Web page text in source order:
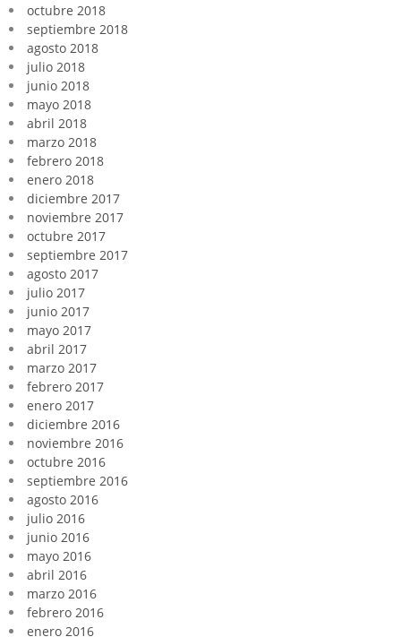
octubre 2018
septiembre 2018
agosto 2018
julio 2018
junio 2018
mayo 2018
abril 2018
marzo 2018
febrero 2018
enero 2018
diciembre 2017
noviembre 2017
octubre 2017
septiembre 2017
agosto 2017
julio 2017
junio 2017
mayo 2017
abril 2017
marzo 2017
febrero 2017
enero 2017
diciembre 2016
noviembre 2016
octubre 2016
septiembre 2016
agosto 2016
julio 2016
junio 2016
mayo 2016
abril 2016
marzo 2016
febrero 2016
enero 2016